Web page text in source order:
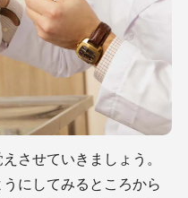
させていきましょう。
にしてみるところから